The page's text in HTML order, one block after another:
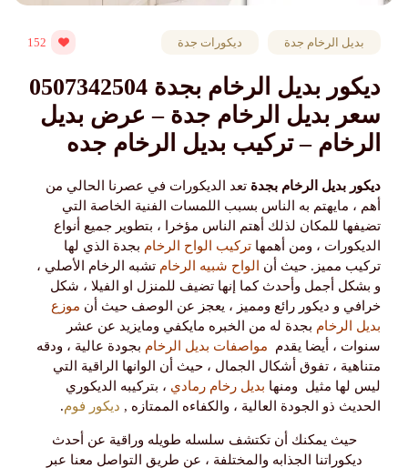
بديل الرخام جدة ديكورات جدة 152
ديكور بديل الرخام بجدة 0507342504
سعر بديل الرخام جدة – عرض بديل
الرخام – تركيب بديل الرخام جده
ديكور بديل الرخام بجدة تعد الديكورات في عصرنا الحالي من
أهم ، مايهتم به الناس بسبب اللمسات الفنية الخاصة التي
تضيفها للمكان لذلك أهتم الناس مؤخرا ، بتطوير جميع أنواع
الديكورات ، ومن أهمها تركيب الواح الرخام بجدة الذي لها
تركيب مميز. حيث أن
الواح شبيه الرخام تشبه الرخام الأصلي ،
و بشكل أجمل وأحدث كما إنها تضيف للمنزل او الفيلا ، شكل
خرافي و ديكور رائع ومميز ، يعجز عن الوصف حيث أن موزع
بديل الرخام بجدة له من الخبره مايكفي ومايزيد عن عشر
سنوات ، أيضا يقدم
مواصفات بديل الرخام بجودة عالية ، ودقه
متناهية ، تفوق أشكال الجمال ، حيث أن الوانها الراقية التي
ليس لها مثيل ومنها بديل رخام رمادي ، بتركيبه الديكوري
الحديث ذو الجودة العالية ، والكفاءه الممتازه , ديكور فوم.
حيث يمكنك أن تكتشف سلسله طويله وراقية عن أحدث
ديكوراتنا الجذابه والمختلفة ، عن طريق التواصل معنا عبر